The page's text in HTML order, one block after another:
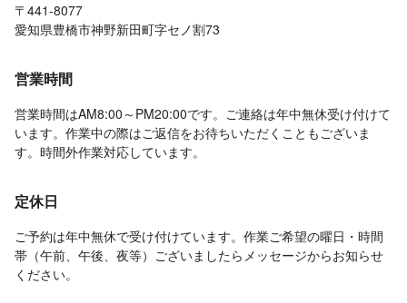
〒441-8077
愛知県豊橋市神野新田町字セノ割73
営業時間
営業時間はAM8:00～PM20:00です。ご連絡は年中無休受け付けて
います。作業中の際はご返信をお待ちいただくこともございま
す。時間外作業対応しています。
定休日
ご予約は年中無休で受け付けています。作業ご希望の曜日・時間
帯（午前、午後、夜等）ございましたらメッセージからお知らせ
ください。